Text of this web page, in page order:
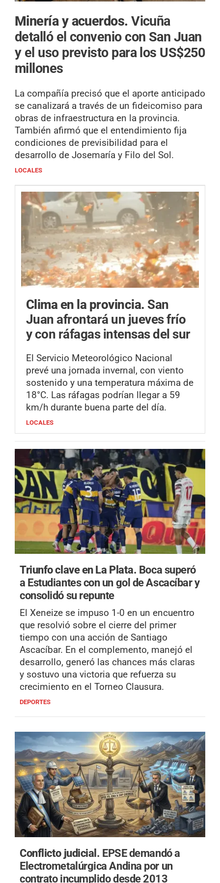
Minería y acuerdos.Vicuña
detalló el convenio con San Juan
y el uso previsto para los US$250
millones
La compañía precisó que el aporte anticipado
se canalizará a través de un fideicomiso para
obras de infraestructura en la provincia.
También afirmó que el entendimiento fija
condiciones de previsibilidad para el
desarrollo de Josemaría y Filo del Sol.
LOCALES
Clima en la provincia. San
Juan afrontará un jueves frío
y con ráfagas intensas del sur
El Servicio Meteorológico Nacional
prevé una jornada invernal, con viento
sostenido y una temperatura máxima de
18°C. Las ráfagas podrían llegar a 59
km/h durante buena parte del día.
LOCALES
Triunfo clave en La Plata. Boca superó
a Estudiantes con un gol de Ascacíbar y
consolidó su repunte
El Xeneize se impuso 1-0 en un encuentro
que resolvió sobre el cierre del primer
tiempo con una acción de Santiago
Ascacíbar. En el complemento, manejó el
desarrollo, generó las chances más claras
y sostuvo una victoria que refuerza su
crecimiento en el Torneo Clausura.
DEPORTES
Conflicto judicial. EPSE demandó a
Electrometalúrgica Andina por un
contrato incumplido desde 2013